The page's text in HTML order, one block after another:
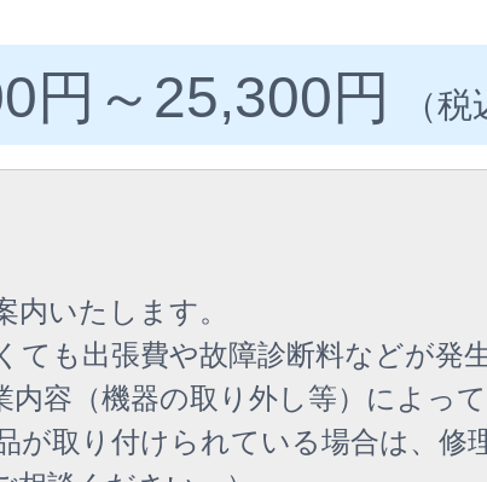
円 ～ 25,300円 （税
内いたします。
も出張費や故障診断料などが発
容（機器の取り外し等）によっ
が取り付けられている場合は、修